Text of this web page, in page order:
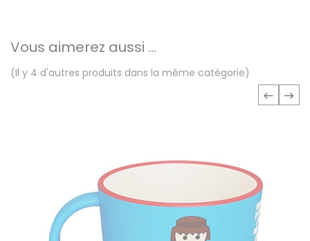
Vous aimerez aussi ...
(Il y 4 d'autres produits dans la même catégorie)